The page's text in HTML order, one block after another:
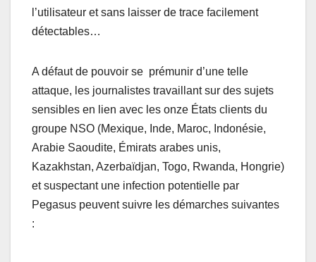
l’utilisateur et sans laisser de trace facilement
détectables…
A défaut de pouvoir se prémunir d’une telle
attaque, les journalistes travaillant sur des sujets
sensibles en lien avec les onze États clients du
groupe NSO (Mexique, Inde, Maroc, Indonésie,
Arabie Saoudite, Émirats arabes unis,
Kazakhstan, Azerbaïdjan, Togo, Rwanda, Hongrie)
et suspectant une infection potentielle par
Pegasus peuvent suivre les démarches suivantes
: